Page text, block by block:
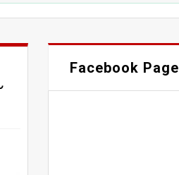
Facebook Page